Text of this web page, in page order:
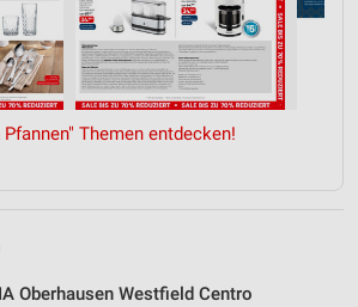
Themen entdecken!
Oberhausen Westfield Centro